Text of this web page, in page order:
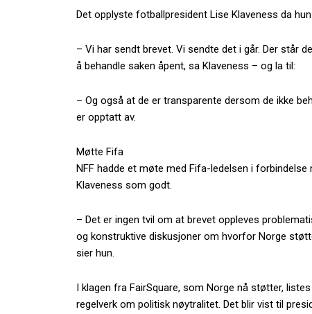
Det opplyste fotballpresident Lise Klaveness da
– Vi har sendt brevet. Vi sendte det i går. Der står
å behandle saken åpent, sa Klaveness – og la til:
– Og også at de er transparente dersom de ikke
er opptatt av.
Møtte Fifa
NFF hadde et møte med Fifa-ledelsen i
Klaveness som godt.
– Det er ingen tvil om at brevet oppleves
og konstruktive diskusjoner om hvorfor Norge
sier hun.
I klagen fra FairSquare, som Norge nå støtter,
regelverk om politisk nøytralitet. Det blir vist til